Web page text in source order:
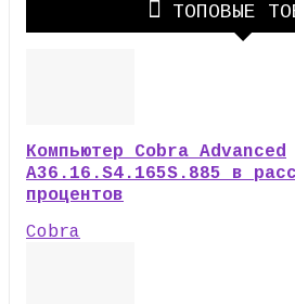
ТОПОВЫЕ
Компьютер Cobra Advanced
A36.16.S4.165S.885 в
процентов
Cobra